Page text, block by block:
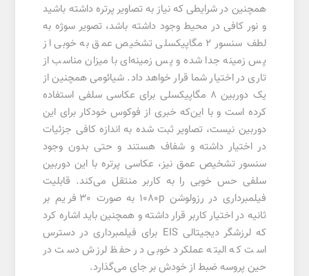
همچنین در شرایطی که نیاز به تصاویر پرتره داشته باشید
و نور کافی در محیط وجود داشته باشد، تصویر سوژه به
لطف سنسور 2 مگاپیکسلی تشخیص عمق به خوبی از
پس زمینه جدا شده و پس زمینه‌ای با میزان مناسب از
تاری در اختیار شما قرار خواهد داد. شیائومی همچنین از
یک دوربین 8 مگاپیکسلی برای عکاسی سلفی استفاده
کرده است و با این‌که خبری از فوکوس خودکار برای این
دوربین نیست، تصاویر ثبت شده به اندازه کافی جزئیات
در اختیار داشته و شفاف هستند و حتی بدون وجود
سنسور تشخیص عمق نیز، عکاسی پرتره با این دوربین
سلفی حس خوبی را به کاربر منتقل می‌کند. قابلیت
فیلمبرداری در رزولوشن 1080p به صورت 30 فریم بر
ثانیه در اختیار کاربر قرار داشته و همچنین باید اشاره کرد
که لرزشگر دیجیتالی EIS برای فیلمبرداری در دسترس
است که البته عملکرد خوبی در حفظ لرزش دست در
حین پروسه ضبط از خودش بر جای می‌گذارد.